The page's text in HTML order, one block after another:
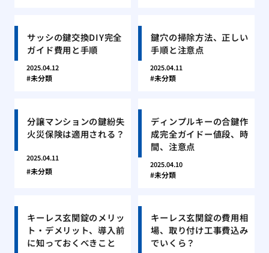
サッシの鍵交換DIY完全
ガイド費用と手順
2025.04.12
未分類
鍵穴の掃除方法、正しい
手順と注意点
2025.04.11
未分類
分譲マンションの鍵紛失
火災保険は適用される？
2025.04.11
未分類
ディンプルキーの合鍵作
成完全ガイドー値段、時
間、注意点
2025.04.10
未分類
キーレス玄関錠のメリッ
ト・デメリット、導入前
に知っておくべきこと
キーレス玄関錠の費用相
場、取り付け工事費込み
でいくら？